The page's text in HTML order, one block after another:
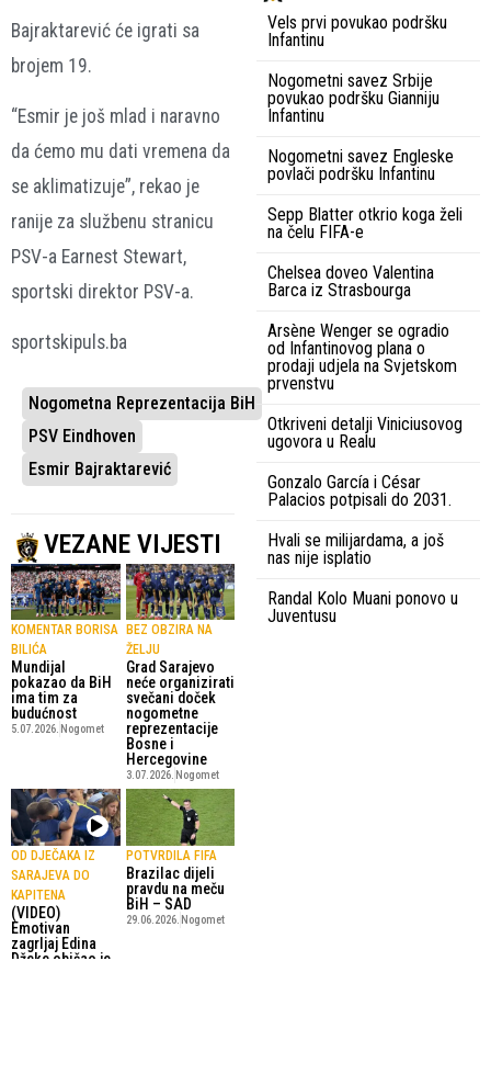
Bajraktarević će igrati sa
brojem 19.
“Esmir je još mlad i naravno
da ćemo mu dati vremena da
se aklimatizuje”, rekao je
ranije za službenu stranicu
PSV-a Earnest Stewart,
sportski direktor PSV-a.
sportskipuls.ba
Nogometna Reprezentacija BiH
PSV Eindhoven
Esmir Bajraktarević
VEZANE VIJESTI
KOMENTAR BORISA
BILIĆA
Mundijal
pokazao da BiH
ima tim za
budućnost
5.07.2026. Nogomet
BEZ OBZIRA NA
ŽELJU
Grad Sarajevo
neće organizirati
svečani doček
nogometne
reprezentacije
Bosne i
Hercegovine
3.07.2026. Nogomet
OD DJEČAKA IZ
SARAJEVA DO
KAPITENA
(VIDEO)
Emotivan
zagrljaj Edina
Džeke obišao je
POTVRDILA FIFA
Brazilac dijeli
pravdu na meču
BiH – SAD
29.06.2026. Nogomet
Vels prvi povukao podršku
Infantinu
Nogometni savez Srbije
povukao podršku Gianniju
Infantinu
Nogometni savez Engleske
povlači podršku Infantinu
Sepp Blatter otkrio koga želi
na čelu FIFA-e
Chelsea doveo Valentina
Barca iz Strasbourga
Arsène Wenger se ogradio
od Infantinovog plana o
prodaji udjela na Svjetskom
prvenstvu
Otkriveni detalji Viniciusovog
ugovora u Realu
Gonzalo García i César
Palacios potpisali do 2031.
Hvali se milijardama, a još
nas nije isplatio
Randal Kolo Muani ponovo u
Juventusu